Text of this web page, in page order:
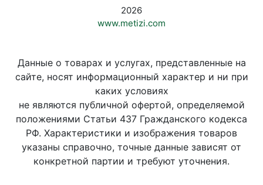
2026
www.metizi.com
Данные о товарах и услугах, представленные на
сайте, носят информационный характер и ни при
каких условиях
не являются публичной офертой, определяемой
положениями Статьи 437 Гражданского кодекса
РФ. Характеристики и изображения товаров
указаны справочно, точные данные зависят от
конкретной партии и требуют уточнения.